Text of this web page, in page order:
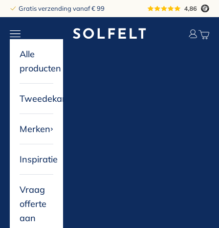
Naar inhoudGratis verzending vanaf € 99
solfelt
Navigatiemenu openen
Alle
producten
Tweedekans
Merken
Inspiratie
Vraag
offerte
aan